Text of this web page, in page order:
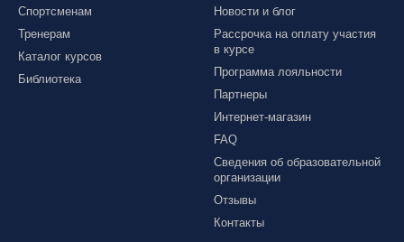
Спортсменам
Тренерам
Каталог курсов
Библиотека
Новости и блог
Рассрочка на оплату участия
в курсе
Программа лояльности
Партнеры
Интернет-магазин
FAQ
Сведения об образовательной
организации
Отзывы
Контакты